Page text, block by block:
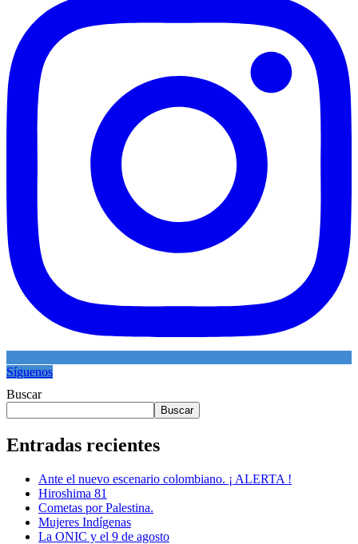
Síguenos
Buscar
Buscar
Entradas recientes
Ante el nuevo escenario colombiano. ¡ ALERTA !
Hiroshima 81
Cometas por Palestina.
Mujeres Indígenas
La ONIC y el 9 de agosto